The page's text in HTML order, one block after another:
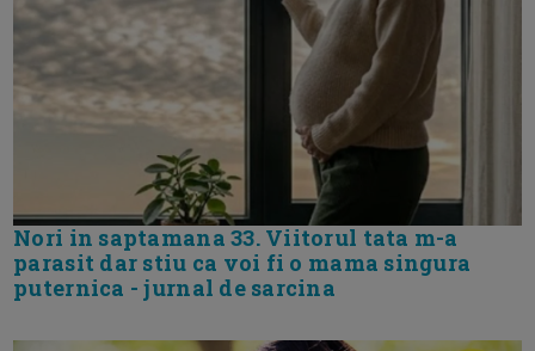
Nori in saptamana 33. Viitorul tata m-a
parasit dar stiu ca voi fi o mama singura
puternica - jurnal de sarcina